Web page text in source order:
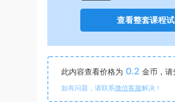
查看整套课程
此内容查看价格为 0.2 金币，请
如有问题，请联系微信客服解决！